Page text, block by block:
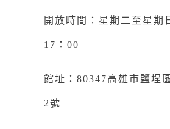
開放時間：星期二至星期
17：00
館址：80347高雄市鹽埕
2號